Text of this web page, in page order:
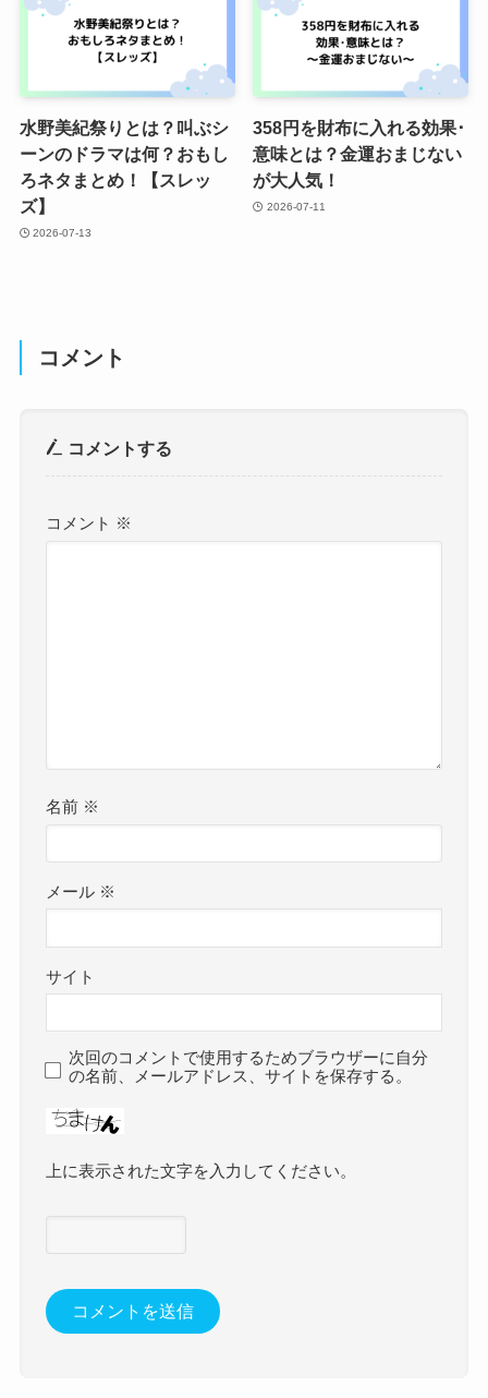
水野美紀祭りとは？叫ぶシ
ーンのドラマは何？おもし
ろネタまとめ！【スレッ
ズ】
2026-07-13
358円を財布に入れる効果･
意味とは？金運おまじない
が大人気！
2026-07-11
コメント
コメントする
コメント ※
名前 ※
メール ※
サイト
次回のコメントで使用するためブラウザーに自分
の名前、メールアドレス、サイトを保存する。
上に表示された文字を入力してください。